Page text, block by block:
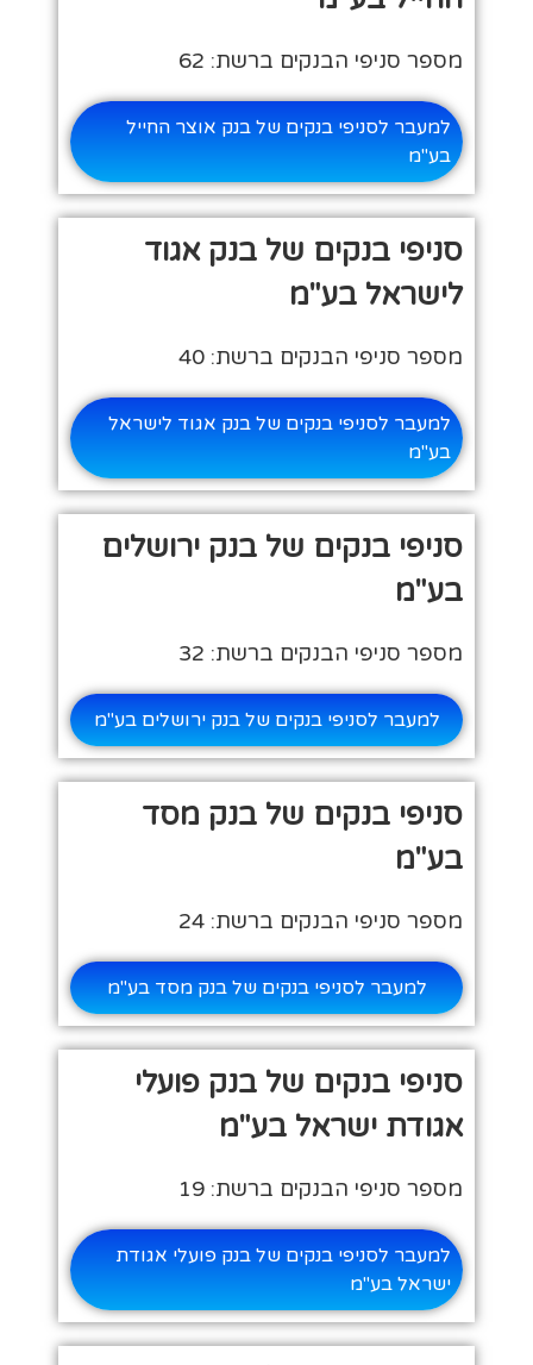
מספר סניפי הבנקים ברשת: 62
למעבר לסניפי בנקים של בנק אוצר החייל
בע"מ
סניפי בנקים של בנק אגוד
לישראל בע"מ
מספר סניפי הבנקים ברשת: 40
למעבר לסניפי בנקים של בנק אגוד לישראל
בע"מ
סניפי בנקים של בנק ירושלים
בע"מ
מספר סניפי הבנקים ברשת: 32
למעבר לסניפי בנקים של בנק ירושלים בע"מ
סניפי בנקים של בנק מסד
בע"מ
מספר סניפי הבנקים ברשת: 24
למעבר לסניפי בנקים של בנק מסד בע"מ
סניפי בנקים של בנק פועלי
אגודת ישראל בע"מ
מספר סניפי הבנקים ברשת: 19
למעבר לסניפי בנקים של בנק פועלי אגודת
ישראל בע"מ